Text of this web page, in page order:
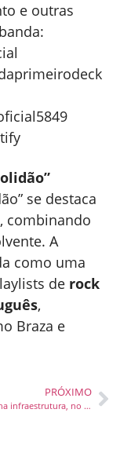
e outras
se destaca
combinando
A
como uma
de rock
,
Braza e
PRÓXIMO
Com foco na infraestrutura, no turismo e no atendimento às famílias, Itapema acelera recuperação depois das chuvas